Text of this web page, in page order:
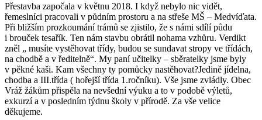
Přestavba započala v květnu 2018. I když nebylo nic vidět,
řemeslníci pracovali v půdním prostoru a na střeše MŠ – Medvíďata.
Při bližším prozkoumání trámů se zjistilo, že s námi sdílí půdu
i brouček tesařík. Ten nám stavbu obrátil nohama vzhůru. Verdikt
zněl „ musíte vystěhovat třídy, budou se sundavat stropy ve třídách,
na chodbě a v ředitelně“. My paní učitelky – sběratelky jsme byly
v pěkné kaši. Kam všechny ty pomůcky nastěhovat?Jedině jídelna,
chodba a III.třída ( hořejší třída 1.ročníku). Vše jsme zvládly. Obec
Vráž žákům přispěla na nevšední výuku a to v podobě výletů,
exkurzí a v posledním týdnu školy v přírodě. Za vše velice
děkujeme.